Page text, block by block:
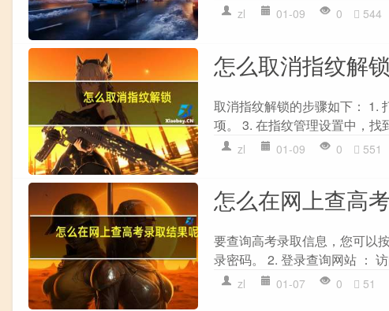
zl 01-09 0 544
怎么取消指纹解锁
取消指纹解锁的步骤如下： 1.
项。 3. 在指纹管理设置中，找
zl 01-09 0 551
怎么在网上查高
要查询高考录取信息，您可以
录密码。 2. 登录查询网站 ：
zl 01-07 0 51